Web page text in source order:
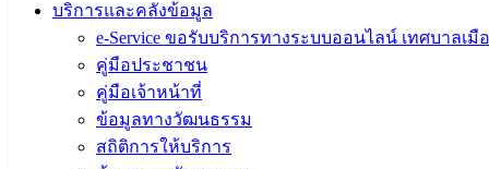
บริการและคลังข้อมูล
e-Service ขอรับบริการทางระบบออนไลน์ เทศบาลเมื
คู่มือประชาชน
คู่มือเจ้าหน้าที่
ข้อมูลทางวัฒนธรรม
สถิติการให้บริการ
สำหรับ
ประชาชน/
คู่มือการ
ปฏิบัติ
งาน
ข่าวสาร